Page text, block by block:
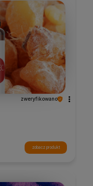
zweryfikowano
zobacz produkt